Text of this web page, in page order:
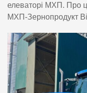
елеваторі МХП. Про
МХП-Зернопродукт